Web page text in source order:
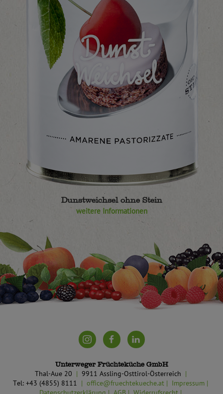
Dunstweichsel ohne Stein
weitere Informationen
Unterweger Früchteküche GmbH
Thal-Aue 20
9911 Assling-Osttirol-Österreich
Tel: +43 (4855) 8111
office@fruechtekueche.at
Impressum